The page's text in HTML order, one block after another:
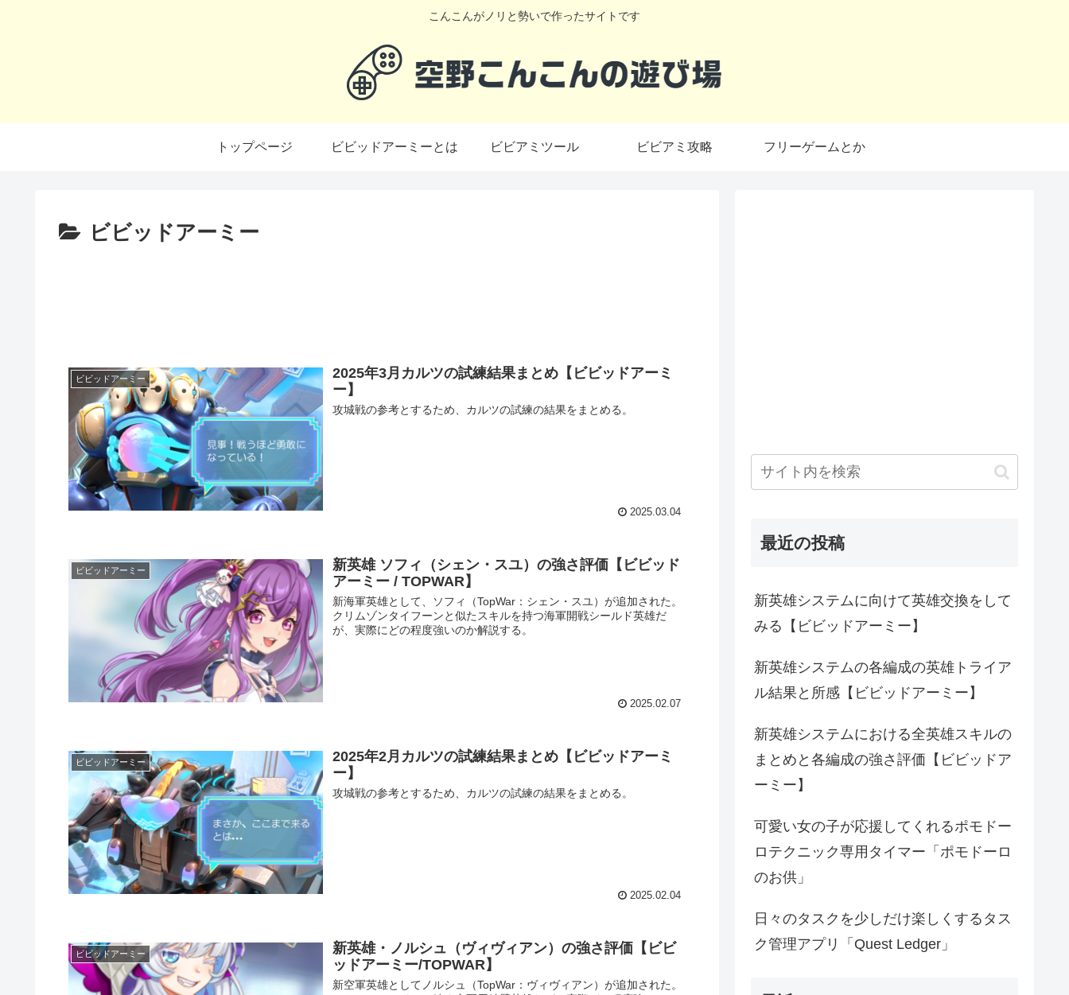
こんこんがノリと勢いで作ったサイトです
トップページ ビビッドアーミーとは ビビアミツール ビビアミ攻略 フリーゲームとか
ビビッドアーミー
ビビッドアーミー
2025年3月カルツの試練結果まとめ【ビビッドアーミ
ー】
攻城戦の参考とするため、カルツの試練の結果をまとめる。
2025.03.04
ビビッドアーミー
新英雄 ソフィ（シェン・スユ）の強さ評価【ビビッド
アーミー / TOPWAR】
新海軍英雄として、ソフィ（TopWar：シェン・スユ）が追加された。
クリムゾンタイフーンと似たスキルを持つ海軍開戦シールド英雄だ
が、実際にどの程度強いのか解説する。
2025.02.07
ビビッドアーミー
2025年2月カルツの試練結果まとめ【ビビッドアーミ
ー】
攻城戦の参考とするため、カルツの試練の結果をまとめる。
2025.02.04
ビビッドアーミー
新英雄・ノルシュ（ヴィヴィアン）の強さ評価【ビビ
ッドアーミー/TOPWAR】
新空軍英雄としてノルシュ（TopWar：ヴィヴィアン）が追加された。
最近の投稿
新英雄システムに向けて英雄交換をして
みる【ビビッドアーミー】
新英雄システムの各編成の英雄トライア
ル結果と所感【ビビッドアーミー】
新英雄システムにおける全英雄スキルの
まとめと各編成の強さ評価【ビビッドア
ーミー】
可愛い女の子が応援してくれるポモドー
ロテクニック専用タイマー「ポモドーロ
のお供」
日々のタスクを少しだけ楽しくするタス
ク管理アプリ「Quest Ledger」